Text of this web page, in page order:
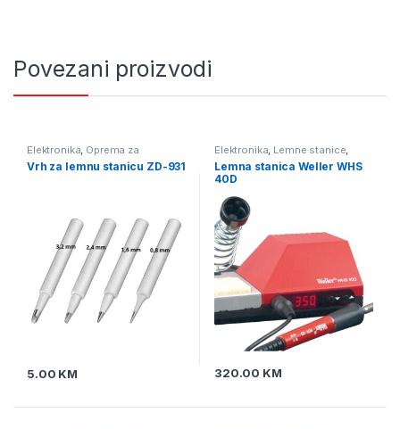
Povezani proizvodi
Elektronika, Oprema za
lemljenje Vrhovi za lemne
stanice
Vrh za lemnu stanicu ZD-931
5.00 KM
Elektronika, Lemne stanice,
Oprema za lemljenje
Lemna stanica Weller WHS
40D
320.00 KM